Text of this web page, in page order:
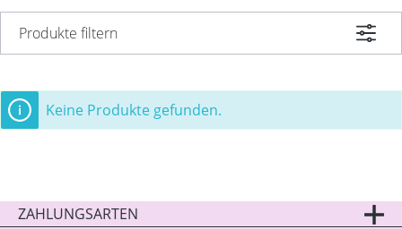
Produkte filtern
Keine Produkte gefunden.
ZAHLUNGSARTEN